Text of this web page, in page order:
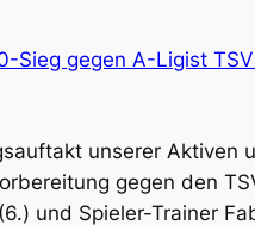
Sieg gegen A-Ligist
unserer Aktiven
gegen den
und Spieler-Trainer